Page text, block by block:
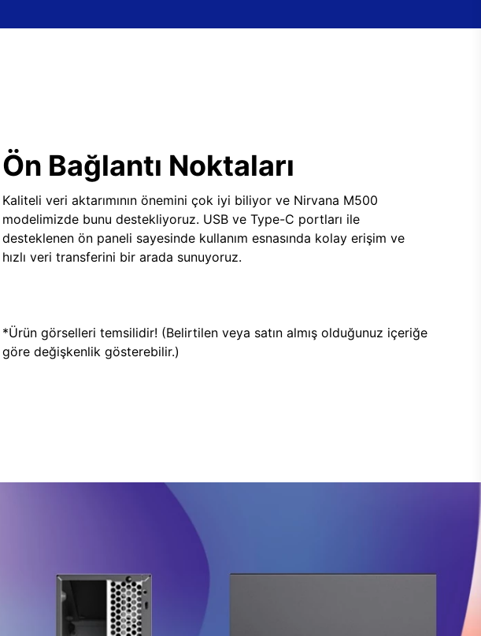
Ön Bağlantı Noktaları
Kaliteli veri aktarımının önemini çok iyi biliyor ve Nirvana M500
modelimizde bunu destekliyoruz. USB ve Type-C portları ile
desteklenen ön paneli sayesinde kullanım esnasında kolay erişim ve
hızlı veri transferini bir arada sunuyoruz.
*Ürün görselleri temsilidir! (Belirtilen veya satın almış olduğunuz içeriğe
göre değişkenlik gösterebilir.)